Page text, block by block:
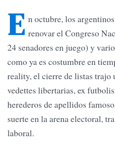
E n octubre, los
renovar el Congreso
24 senadores en juego) y
como ya es costumbre en
reality, el cierre de listas trajo
vedettes libertarias, ex
herederos de apellidos
suerte en la arena electoral,
laboral.